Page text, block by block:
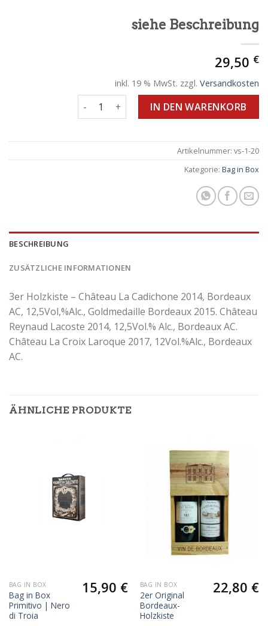
siehe Beschreibung
29,50 €
inkl. 19 % MwSt. zzgl. Versandkosten
siehe Beschreibung MengeIN DEN WARENKORB
Artikelnummer: vs-1-20
Kategorie: Bag in Box
BESCHREIBUNG
ZUSÄTZLICHE INFORMATIONEN
3er Holzkiste – Château La Cadichone 2014, Bordeaux
AC, 12,5Vol,%Alc., Goldmedaille Bordeaux 2015. Château
Reynaud Lacoste 2014, 12,5Vol.% Alc., Bordeaux AC.
Château La Croix Laroque 2017, 12Vol.%Alc., Bordeaux
AC.
ÄHNLICHE PRODUKTE
BAG IN BOX
Bag in Box
Primitivo | Nero
di Troia
15,90 € BAG IN BOX
2er Original
Bordeaux-
Holzkiste
22,80 €